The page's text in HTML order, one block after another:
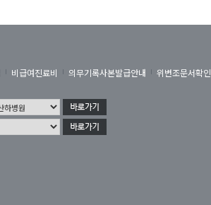
비급여진료비 의무기록사본발급안내 위변조문서확인